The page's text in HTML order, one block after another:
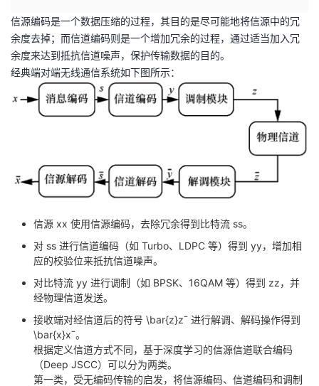
人
主
页
我
的
开
博
客
的
论
坛
我
的
圈
我
的
我
信源编码是一个数据压缩的过程，其目的是尽可能地将信源中的冗
余度去掉；而信道编码则是一个增加冗余的过程，通过适当加入冗
余度来达到抵抗信道噪声，保护传输数据的目的。
经典端对端无线通信系统如下图所示：
信源 xx 使用信源编码，去除冗余得到比特流 ss。
对 ss 进行信道编码（如 Turbo、LDPC 等）得到 yy，增加相
应的校验位来抵抗信道噪声。
对比特流 yy 进行调制（如 BPSK、16QAM 等）得到 zz，并
经物理信道发送。
接收端对经信道后的符号 \bar{z}zˉ 进行解调、解码操作得到
\bar{x}xˉ。
根据定义信道方式不同，基于深度学习的信源信道联合编码
（Deep JSCC）可以分为两类。
第一类，受无编码传输的启发，将信源编码、信道编码和调制